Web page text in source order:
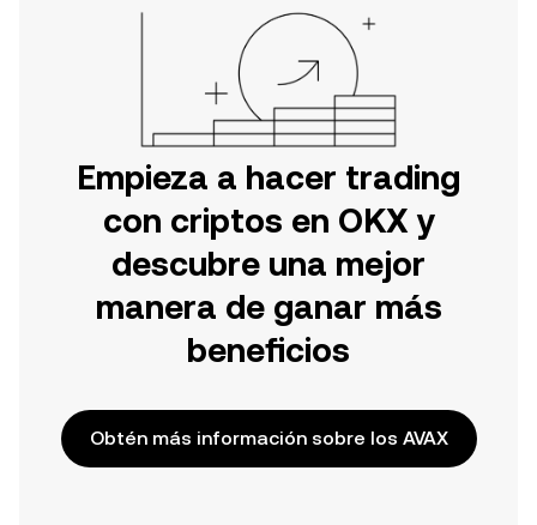
Empieza a hacer trading
con criptos en OKX y
descubre una mejor
manera de ganar más
beneficios
Obtén más información sobre los AVAX